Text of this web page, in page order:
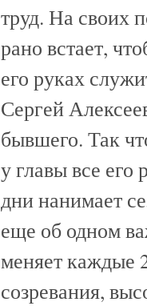
труд. На своих
рано встает,
его руках
Сергей
бывшего. Так
у главы все его
дни нанимает
еще об одном
меняет каждые
созревания,